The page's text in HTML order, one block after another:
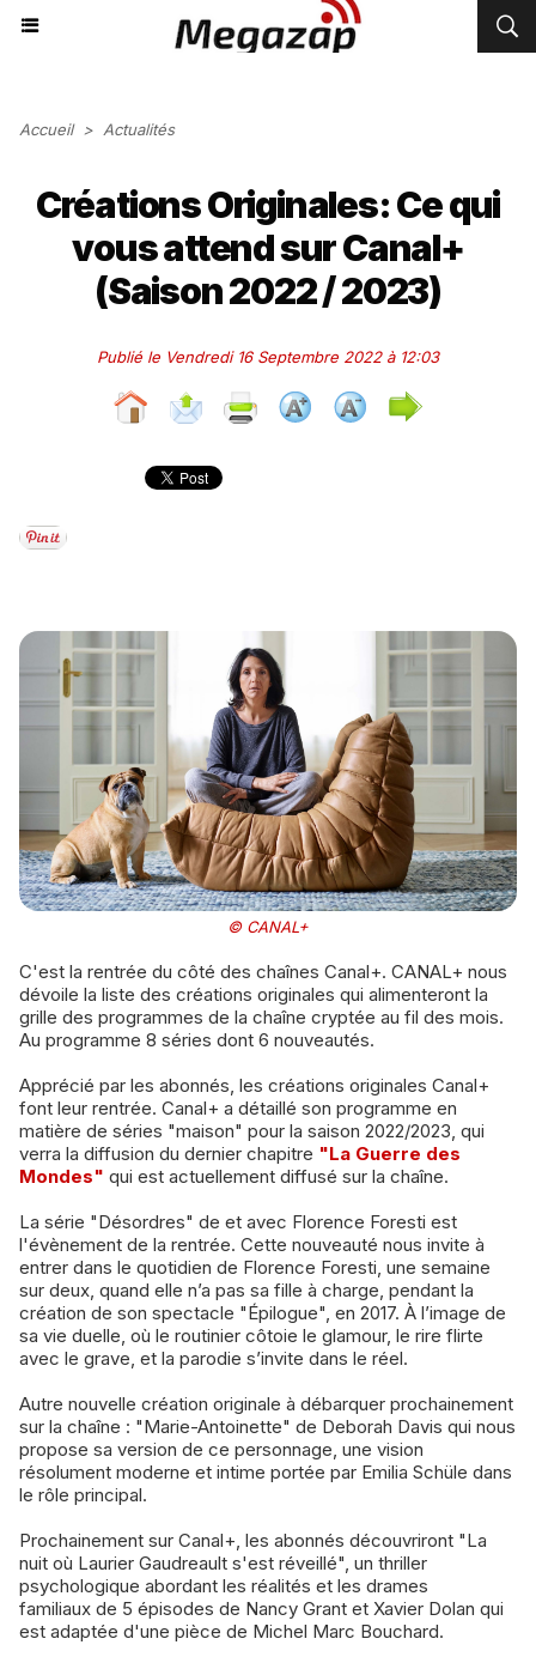
Accueil > Actualités
Créations Originales: Ce qui
vous attend sur Canal+
(Saison 2022 / 2023)
Publié le Vendredi 16 Septembre 2022 à 12:03
© CANAL+
C'est la rentrée du côté des chaînes Canal+. CANAL+ nous
dévoile la liste des créations originales qui alimenteront la
grille des programmes de la chaîne cryptée au fil des mois.
Au programme 8 séries dont 6 nouveautés.
Apprécié par les abonnés, les créations originales Canal+
font leur rentrée. Canal+ a détaillé son programme en
matière de séries "maison" pour la saison 2022/2023, qui
verra la diffusion du dernier chapitre "La Guerre des
Mondes" qui est actuellement diffusé sur la chaîne.
La série "Désordres" de et avec Florence Foresti est
l'évènement de la rentrée. Cette nouveauté nous invite à
entrer dans le quotidien de Florence Foresti, une semaine
sur deux, quand elle n’a pas sa fille à charge, pendant la
création de son spectacle "Épilogue", en 2017. À l’image de
sa vie duelle, où le routinier côtoie le glamour, le rire flirte
avec le grave, et la parodie s’invite dans le réel.
Autre nouvelle création originale à débarquer prochainement
sur la chaîne : "Marie-Antoinette" de Deborah Davis qui nous
propose sa version de ce personnage, une vision
résolument moderne et intime portée par Emilia Schüle dans
le rôle principal.
Prochainement sur Canal+, les abonnés découvriront "La
nuit où Laurier Gaudreault s'est réveillé", un thriller
psychologique abordant les réalités et les drames
familiaux de 5 épisodes de Nancy Grant et Xavier Dolan qui
est adaptée d'une pièce de Michel Marc Bouchard.